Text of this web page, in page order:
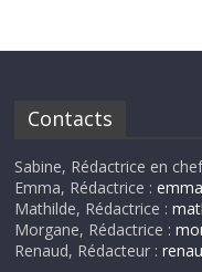
Contacts
Sabine, Rédactrice en
Emma, Rédactrice :
Mathilde, Rédactrice :
Morgane, Rédactrice :
Renaud, Rédacteur :